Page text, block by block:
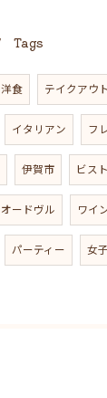
Tags
洋食 テイクアウト
イタリアン フ
伊賀市 ビス
オードヴル ワイ
パーティー 女